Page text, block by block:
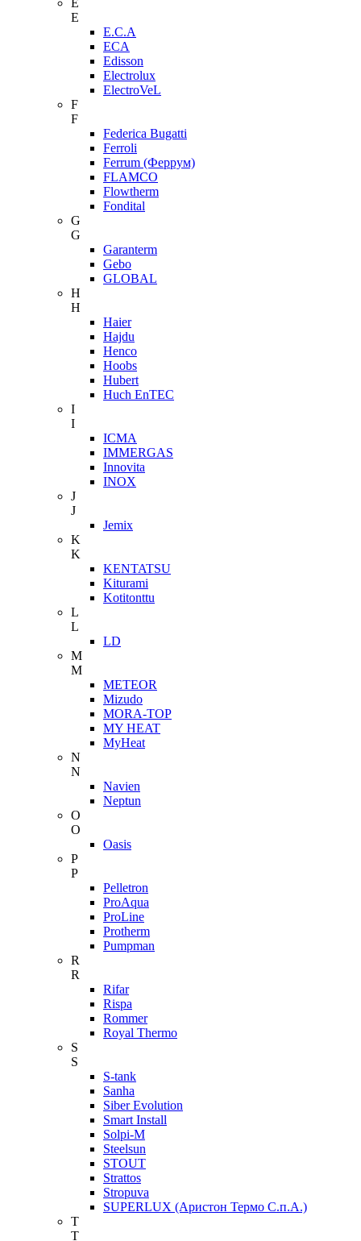
E
E
E.C.A
ECA
Edisson
Electrolux
ElectroVeL
F
F
Federica Bugatti
Ferroli
Ferrum (Феррум)
FLAMCO
Flowtherm
Fondital
G
G
Garanterm
Gebo
GLOBAL
H
H
Haier
Hajdu
Henco
Hoobs
Hubert
Huch EnTEC
I
I
ICMA
IMMERGAS
Innovita
INOX
J
J
Jemix
K
K
KENTATSU
Kiturami
Kotitonttu
L
L
LD
M
M
METEOR
Mizudo
MORA-TOP
MY HEAT
MyHeat
N
N
Navien
Neptun
O
O
Oasis
P
P
Pelletron
ProAqua
ProLine
Protherm
Pumpman
R
R
Rifar
Rispa
Rommer
Royal Thermo
S
S
S-tank
Sanha
Siber Evolution
Smart Install
Solpi-M
Steelsun
STOUT
Strattos
Stropuva
SUPERLUX (Аристон Термо С.п.А.)
T
T